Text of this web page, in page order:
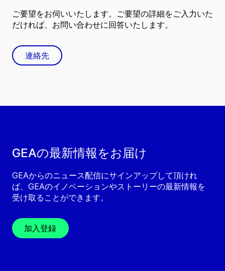
GEAの最新情報をお届け
GEAからのニュース配信にサインアップして頂けれ
ば、GEAのイノベーションやストーリーの最新情報を
受け取ることができます。
加入登録
ご要望をお伺いいたします。ご要望の詳細をご入力いた
だければ、お問い合わせに回答いたします。
連絡先